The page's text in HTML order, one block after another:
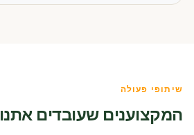
שיתופי פעולה
המקצוענים שעובדים אתנו